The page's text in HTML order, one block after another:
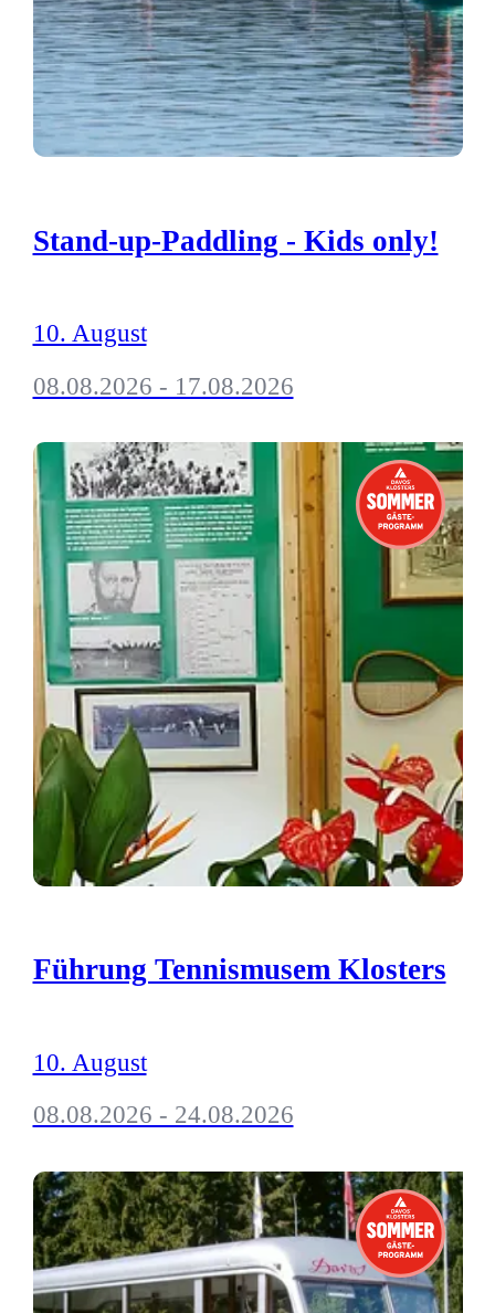
Stand-up-Paddling - Kids only!
10. August
08.08.2026 - 17.08.2026
Führung Tennismusem Klosters
10. August
08.08.2026 - 24.08.2026